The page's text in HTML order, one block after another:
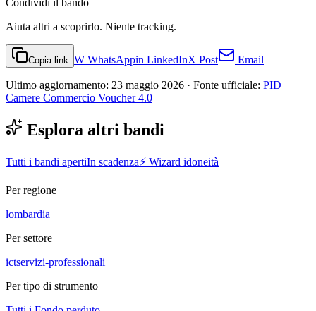
Condividi il bando
Aiuta altri a scoprirlo. Niente tracking.
Copia link W WhatsAppin LinkedInX Post Email
Ultimo aggiornamento: 23 maggio 2026 · Fonte ufficiale: PID
Camere Commercio Voucher 4.0
Esplora altri bandi
Tutti i bandi apertiIn scadenza⚡ Wizard idoneità
Per regione
lombardia
Per settore
ictservizi-professionali
Per tipo di strumento